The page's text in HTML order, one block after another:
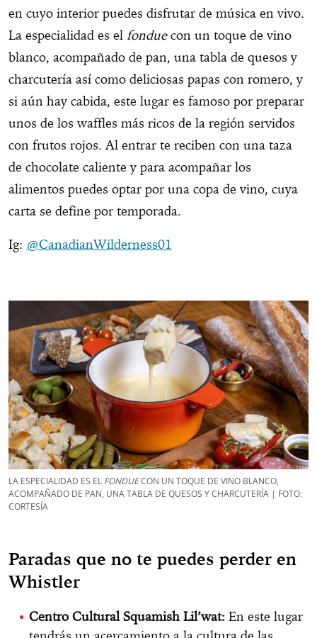
en cuyo interior puedes disfrutar de música en vivo.
La especialidad es el fonduecon un toque de vino
blanco, acompañado de pan, una tabla de quesos y
charcutería así como deliciosas papas con romero, y
si aún hay cabida, este lugar es famoso por preparar
unos de los waffles más ricos de la región servidos
con frutos rojos. Al entrar te reciben con una taza
de chocolate caliente y para acompañar los
alimentos puedes optar por una copa de vino, cuya
carta se define por temporada.
Ig: @CanadianWilderness01
LA ESPECIALIDAD ES EL FONDUECON UN TOQUE DE VINO BLANCO,
ACOMPAÑADO DE PAN, UNA TABLA DE QUESOS Y CHARCUTERÍA | FOTO:
CORTESÍA
Paradas que no te puedes perder en
Whistler
Centro Cultural Squamish Lil’wat: En este lugar